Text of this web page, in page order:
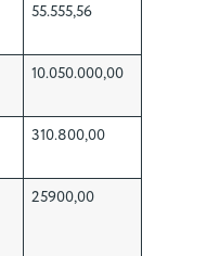
55.555,56
10.050.000,00
310.800,00
25900,00